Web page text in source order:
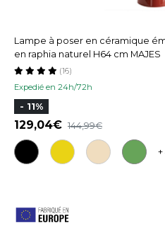
Lampe à poser en céramique
en raphia naturel H64 cm MAJES
Expedié en 24h/72h
(16)
- 11%
129,04 144,99
+